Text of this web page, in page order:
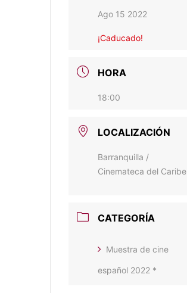
Ago 15 2022
¡Caducado!
HORA
18:00
LOCALIZACIÓN
Barranquilla /
Cinemateca del Caribe
CATEGORÍA
Muestra de cine
español 2022 *